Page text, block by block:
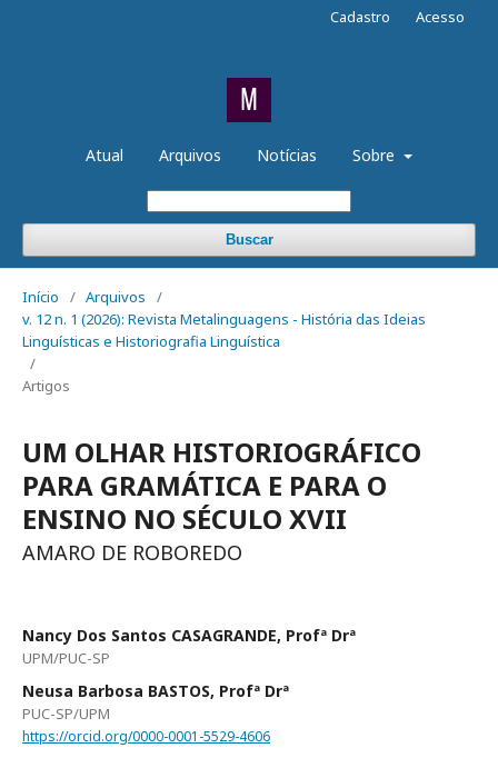
Atual Arquivos Notícias Sobre
Buscar
Cadastro Acesso
Início / Arquivos
/
v. 12 n. 1 (2026): Revista Metalinguagens - História das Ideias
Linguísticas e Historiografia Linguística
/
Artigos
UM OLHAR HISTORIOGRÁFICO
PARA GRAMÁTICA E PARA O
ENSINO NO SÉCULO XVII
AMARO DE ROBOREDO
Nancy Dos Santos CASAGRANDE, Profª Drª
UPM/PUC-SP
Neusa Barbosa BASTOS, Profª Drª
PUC-SP/UPM
https://orcid.org/0000-0001-5529-4606